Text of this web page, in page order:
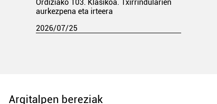
Ordiziako 103. Klasikoa. Txirrindularien
aurkezpena eta irteera
2026/07/25
Argitalpen bereziak